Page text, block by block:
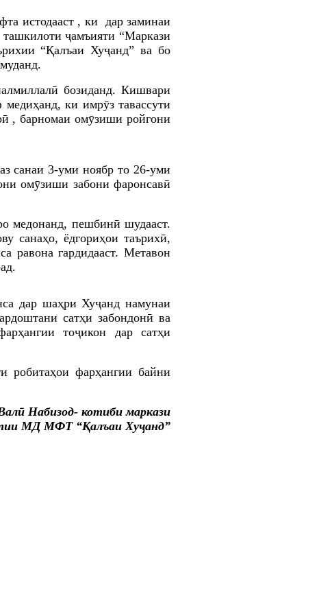
истодааст , ки дар заминаи
ҷамъияти “Маркази
“Қалъаи Хуҷанд” ва бо
бозиданд. Кишвари
ки имрӯз тавассути
, барномаи омӯзиши ройгони
санаи 3-уми ноябр то 26-уми
омӯзиши забони фаронсавӣ
медонанд, пешбинӣ шудааст.
санаҳо, ёдгориҳои таърихӣ,
равона гардидааст. Метавон
дар шаҳри Хуҷанд намунаи
сатҳи забондонӣ ва
тоҷикон дар сатҳи
робитаҳои фарҳангии байни
Набизод- котиби маркази
МД МФТ “Қалъаи Хуҷанд”